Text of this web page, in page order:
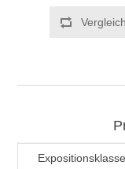
Expositionsklasse